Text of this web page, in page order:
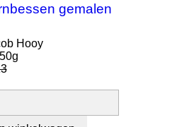
gemalen
Hooy